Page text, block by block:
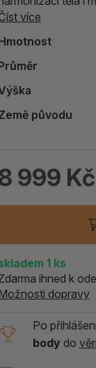
ALOE PRAVÁ
skladem > 5 ks
více
původu
999 Kč
1 ks
ihned k
dopravy
Po
body do